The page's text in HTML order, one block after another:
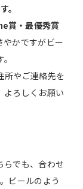
。
賞・最優秀賞
やかですがビー
所やご連絡先を
よろしくお願い
らでも、合わせ
ビールのよう